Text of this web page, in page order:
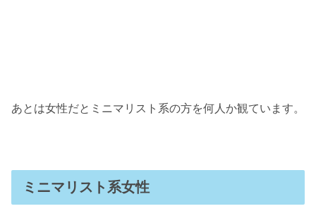
あとは女性だとミニマリスト系の方を何人か観ています。
ミニマリスト系女性